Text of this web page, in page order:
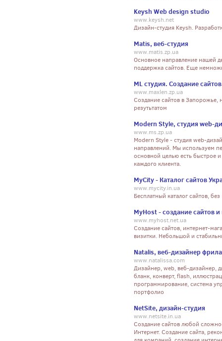
Keysh Web design studio
www.keysh.net
Дизайн-студия Keysh.
Matis, веб-студия
www.matis.zp.ua
Основное направление нашей
поддержка сайтов. Еще
ML студия. Создание
www.maxlen.zp.ua
Создание сайтов в Запорожье,
резутьтатом
Modern Style, студия web-
www.ms.zp.ua
Modern Style - студия web-
направлений. Мы используем
основной целью есть быстрое
каждого клиента.
MyCity - Каталог сайтов
www.mycity.in.ua
Бесплатный каталог сайтов,
MyHost - создание сайтов
www.myhost.net.ua
Создание сайтов, интернет-
визитки. Небольшой и
Natalis, веб-дизайнер
www.natalissa.com
Дизайнер, web, веб-дизайнер,
бланк, конверт, flash,
программирование, система
портфолио
NetSite, дизайн-студия
www.netsite.in.ua
Создание сайтов любой
Интернет. Создание сайта,